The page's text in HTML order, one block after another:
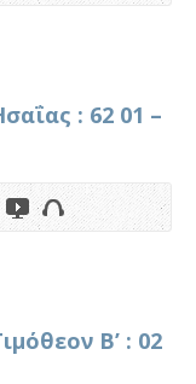
: 62 01 –
Β’ : 02